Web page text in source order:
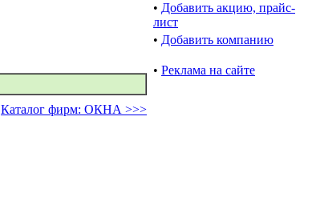
• Добавить акцию, прайс-
лист
• Добавить компанию
• Реклама на сайте
Каталог фирм: ОКНА >>>